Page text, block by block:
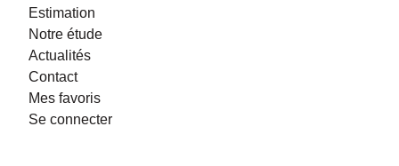
Estimation
Notre étude
Actualités
Contact
Mes favoris
Se connecter